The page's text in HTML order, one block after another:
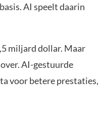
AI speelt daarin
miljard dollar. Maar
AI-gestuurde
voor betere prestaties,